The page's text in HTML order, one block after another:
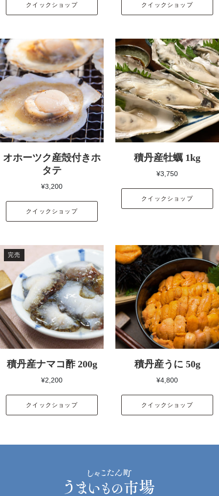
クイックショップ クイックショップ
オホーツク産殻付きホ
タテ
¥3,200
クイックショップ
積丹産牡蠣 1kg
¥3,750
クイックショップ
完売
積丹産ナマコ酢 200g
¥2,200
クイックショップ
積丹産うに 50g
¥4,800
クイックショップ